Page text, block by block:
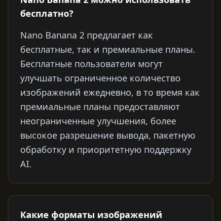
бесплатно?
Nano Banana 2 предлагает как
бесплатные, так и премиальные планы.
Бесплатные пользователи могут
улучшать ограниченное количество
изображений ежедневно, в то время как
премиальные планы предоставляют
неограниченные улучшения, более
высокое разрешение вывода, пакетную
обработку и приоритетную поддержку
AI.
Какие форматы изображений